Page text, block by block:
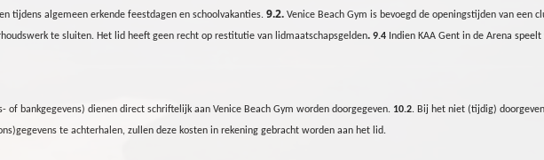
tijdens algemeen erkende feestdagen en schoolvakanties. 9.2. Venice Beach Gym is bevoegd de openingstijden van een
te sluiten. Het lid heeft geen recht op restitutie van lidmaatschapsgelden. 9.4 Indien KAA Gent in de Arena
bankgegevens) dienen direct schriftelijk aan Venice Beach Gym worden doorgegeven. 10.2. Bij het niet (tijdig)
te achterhalen, zullen deze kosten in rekening gebracht worden aan het lid.